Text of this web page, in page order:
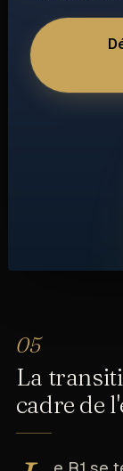
La
cadre de